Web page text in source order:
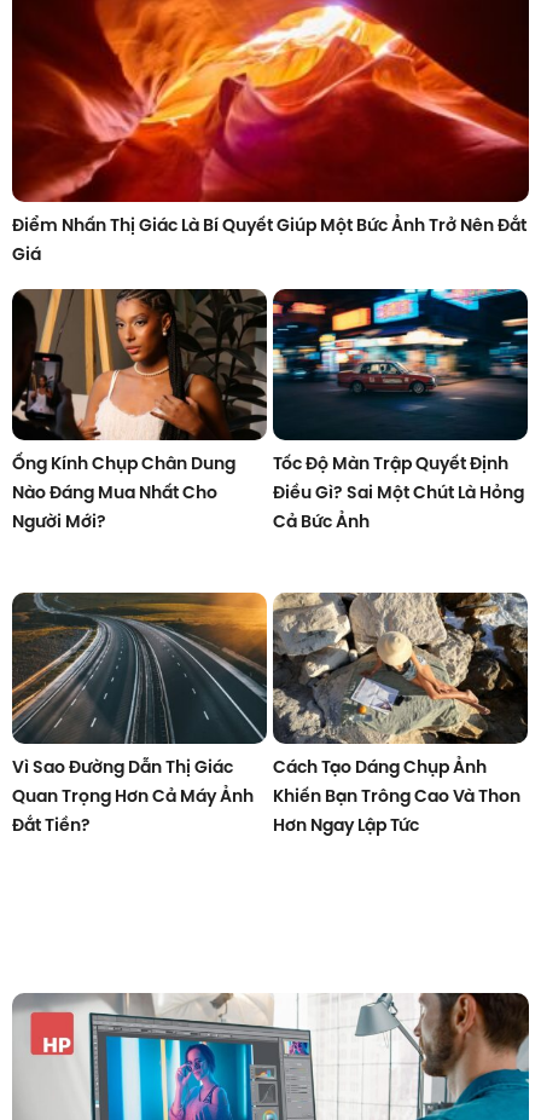
Điểm Nhấn Thị Giác Là Bí Quyết Giúp Một Bức Ảnh Trở Nên Đắt
Giá
Ống Kính Chụp Chân Dung
Nào Đáng Mua Nhất Cho
Người Mới?
Tốc Độ Màn Trập Quyết Định
Điều Gì? Sai Một Chút Là Hỏng
Cả Bức Ảnh
Vì Sao Đường Dẫn Thị Giác
Quan Trọng Hơn Cả Máy Ảnh
Đắt Tiền?
Cách Tạo Dáng Chụp Ảnh
Khiến Bạn Trông Cao Và Thon
Hơn Ngay Lập Tức